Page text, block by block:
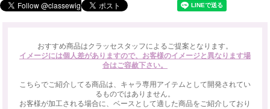
おすすめ商品はクラッセスタッフによるご提案となります。
イメージには個人差がありますので、お客様のイメージと異なります場
合はご容赦下さい。
こちらでご紹介してる商品は、キャラ専用アイテムとして開発されてい
るものではありません。
お客様が加工される場合に、ベースとして適した商品をご紹介しており